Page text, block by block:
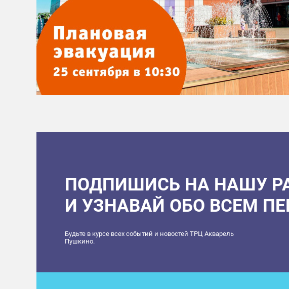
ПОДПИШИСЬ НА НАШУ
И УЗНАВАЙ ОБО ВСЕМ
Будьте в курсе всех событий и новостей ТРЦ Акварель
Пушкино.